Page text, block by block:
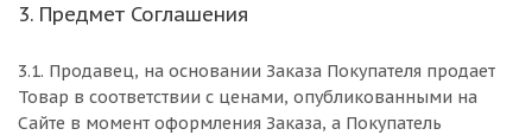
3. Предмет Соглашения
3.1. Продавец, на основании Заказа Покупателя продает
Товар в соответствии с ценами, опубликованными на
Сайте в момент оформления Заказа, а Покупатель